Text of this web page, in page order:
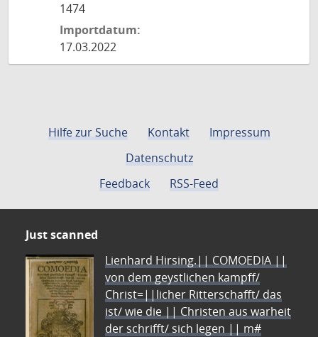
1474
Importdatum:
17.03.2022
Hilfe zur Suche Kontakt
Impressum
Datenschutz
Feedback
RSS-Feed
Just scanned
Lienhard Hirsing.|| COMOEDIA ||
von dem geystlichen kampff/
Christ=||licher Ritterschafft/ das
ist/ wie die || Christen aus warheit
der schrifft/ sich legen || m#